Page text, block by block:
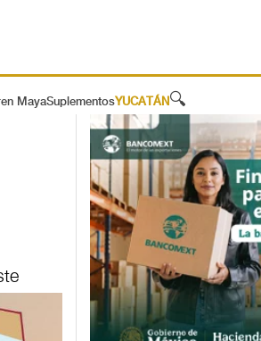
MayaSuplementosYUCATÁN 🔍